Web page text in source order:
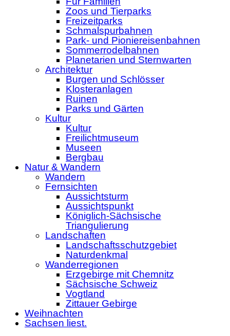
Zoos und Tierparks
Freizeitparks
Schmalspurbahnen
Park- und Pioniereisenbahnen
Sommerrodelbahnen
Planetarien und Sternwarten
Architektur
Burgen und Schlösser
Klosteranlagen
Ruinen
Parks und Gärten
Kultur
Kultur
Freilichtmuseum
Museen
Bergbau
Natur & Wandern
Wandern
Fernsichten
Aussichtsturm
Aussichtspunkt
Königlich-Sächsische
Triangulierung
Landschaften
Landschaftsschutzgebiet
Naturdenkmal
Wanderregionen
Erzgebirge mit Chemnitz
Sächsische Schweiz
Vogtland
Zittauer Gebirge
Weihnachten
Sachsen liest.